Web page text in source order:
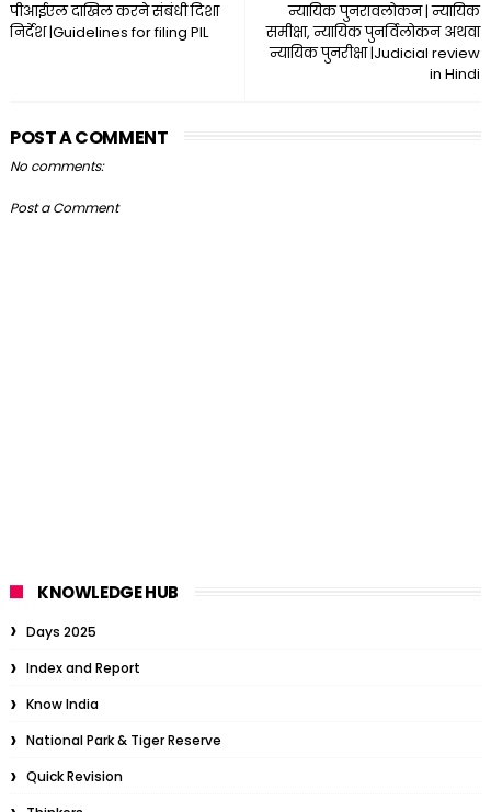
न्यायिक पुनरावलोकन | न्यायिक
समीक्षा, न्यायिक पुनर्विलोकन अथवा
न्यायिक पुनरीक्षा |Judicial review
in Hindi
पीआईएल दाखिल करने संबंधी दिशा
निर्देश |Guidelines for filing PIL
POST A COMMENT
No comments:
Post a Comment
KNOWLEDGE HUB
Days 2025
Index and Report
Know India
National Park & Tiger Reserve
Quick Revision